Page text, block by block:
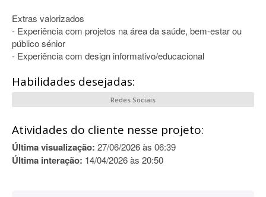
Extras valorizados
- Experiência com projetos na área da saúde, bem-estar ou
público sénior
- Experiência com design informativo/educacional
Habilidades desejadas:
Redes Sociais
Atividades do cliente nesse projeto:
Última visualização: 27/06/2026 às 06:39
Última interação: 14/04/2026 às 20:50